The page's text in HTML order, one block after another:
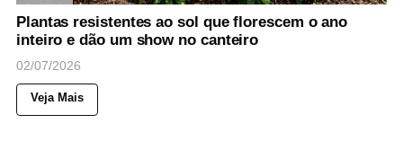
Plantas resistentes ao sol que florescem o ano
inteiro e dão um show no canteiro
02/07/2026
Veja Mais